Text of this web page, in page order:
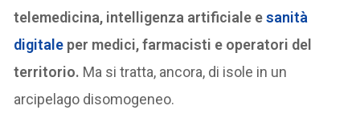
telemedicina, intelligenza artificiale esanità
digitale per medici, farmacisti e operatori del
territorio. Ma si tratta, ancora, di isole in un
arcipelago disomogeneo.